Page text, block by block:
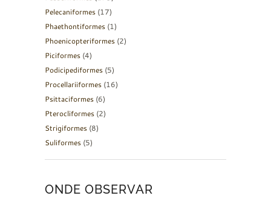
Pelecaniformes (17)
Phaethontiformes (1)
Phoenicopteriformes (2)
Piciformes (4)
Podicipediformes (5)
Procellariiformes (16)
Psittaciformes (6)
Pterocliformes (2)
Strigiformes (8)
Suliformes (5)
ONDE OBSERVAR